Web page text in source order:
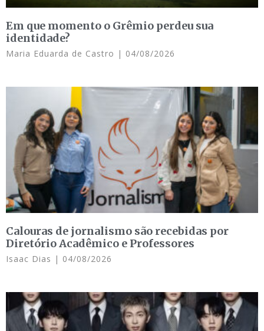
Em que momento o Grêmio perdeu sua
identidade?
Maria Eduarda de Castro 04/08/2026
Calouras de jornalismo são recebidas por
Diretório Acadêmico e Professores
Isaac Dias 04/08/2026